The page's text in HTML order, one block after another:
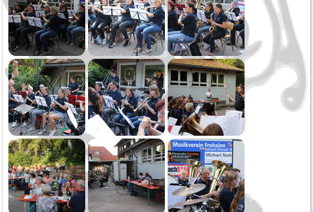
Kinderball
Schmotziger
Generalversammlung
2019
Weihnachtsspielen
Kirchenkonzert
Oktoberfest Sonntag
Oktoberfest Samstag
Öffentliche Musikprobe
Abschluss mit Flourn
Verbandsmusikfest Frittlingen